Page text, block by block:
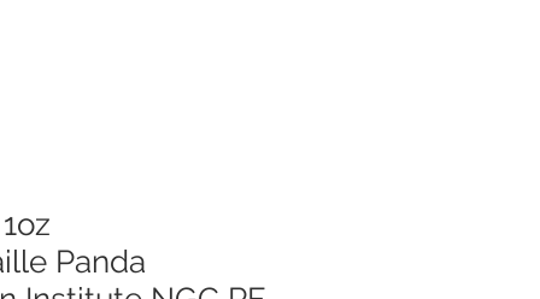
Panda